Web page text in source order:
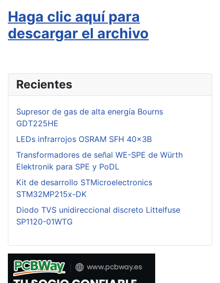
Haga clic aquí para
descargar el archivo
Recientes
Supresor de gas de alta energía Bourns
GDT225HE
LEDs infrarrojos OSRAM SFH 40x3B
Transformadores de señal WE-SPE de Würth
Elektronik para SPE y PoDL
Kit de desarrollo STMicroelectronics
STM32MP215x-DK
Diodo TVS unidireccional discreto Littelfuse
SP1120-01WTG